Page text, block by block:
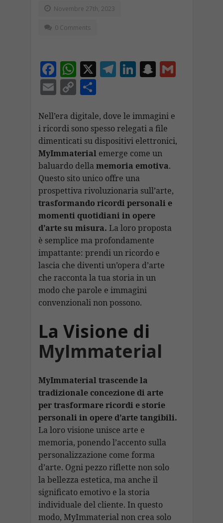
Novembre 27th, 2023
0 Comments
F
ac
e
b
o
o
k
W
h
at
s
A
p
p
X T
gr
a
m
Li
e
dI
n
S
p
c
h
at
G
E
ai
l
C
p
y
Li
n
k
C
n
di
vi
di
Nell’era digitale, dove le immagini e
i ricordi sono spesso relegati a file
dimenticati su dispositivi elettronici,
MyImmaterialemerge come un
baluardo dellamemoria emotiva.
Questo sito unico offre una
prospettiva rivoluzionaria sull’arte,
trasformando ricordi personali e
momenti quotidiani in opere
d’arte su misura. La loro proposta
è semplice ma profondamente
impattante: prendi un ricordo e
lascia che diventi un’opera d’arte
che racconta la tua storia in un
modo che parole e immagini
convenzionali non possono.
La Visione di
MyImmaterial
MyImmaterial trascende la
tradizionale concezione di arte
per trasformare ricordi e storie
personali in opere d’arte tangibili.
La loro visione unisce arte e
memoria, ponendo l’accento sulla
personalizzazione come forma
d’arte. Ogni pezzo riflette non solo
la bellezza estetica, ma anche il
significato emotivo e la storia
individuale del cliente. In questo
modo, MyImmaterial non crea solo